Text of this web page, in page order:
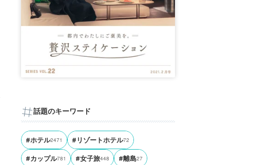
話題のキーワード
#ホテル2471 #リゾートホテル72
#カップル781 #女子旅448 #離島27